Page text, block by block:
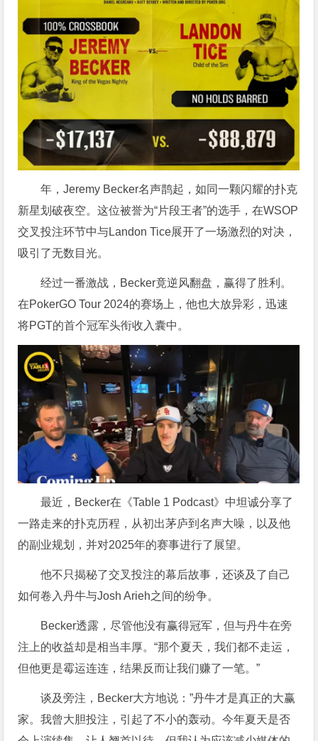
年，Jeremy Becker名声鹊起，如同一颗闪耀的扑克
新星划破夜空。这位被誉为“片段王者”的选手，在WSOP
交叉投注环节中与Landon Tice展开了一场激烈的对决，
吸引了无数目光。
经过一番激战，Becker竟逆风翻盘，赢得了胜利。
在PokerGO Tour 2024的赛场上，他也大放异彩，迅速
将PGT的首个冠军头衔收入囊中。
最近，Becker在《Table 1 Podcast》中坦诚分享了
一路走来的扑克历程，从初出茅庐到名声大噪，以及他
的副业规划，并对2025年的赛事进行了展望。
他不只揭秘了交叉投注的幕后故事，还谈及了自己
如何卷入丹牛与Josh Arieh之间的纷争。
Becker透露，尽管他没有赢得冠军，但与丹牛在旁
注上的收益却是相当丰厚。“那个夏天，我们都不走运，
但他更是霉运连连，结果反而让我们赚了一笔。”
谈及旁注，Becker大方地说：”丹牛才是真正的大赢
家。我曾大胆投注，引起了不小的轰动。今年夏天是否